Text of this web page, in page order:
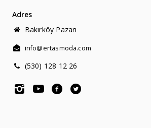
Adres
Bakırköy Pazarı
info@ertasmoda.com
(530) 128 12 26